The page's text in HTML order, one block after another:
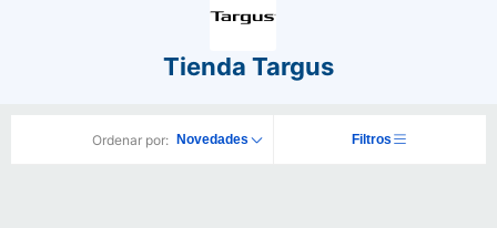
Tienda Targus
Ordenar por: Novedades Filtros